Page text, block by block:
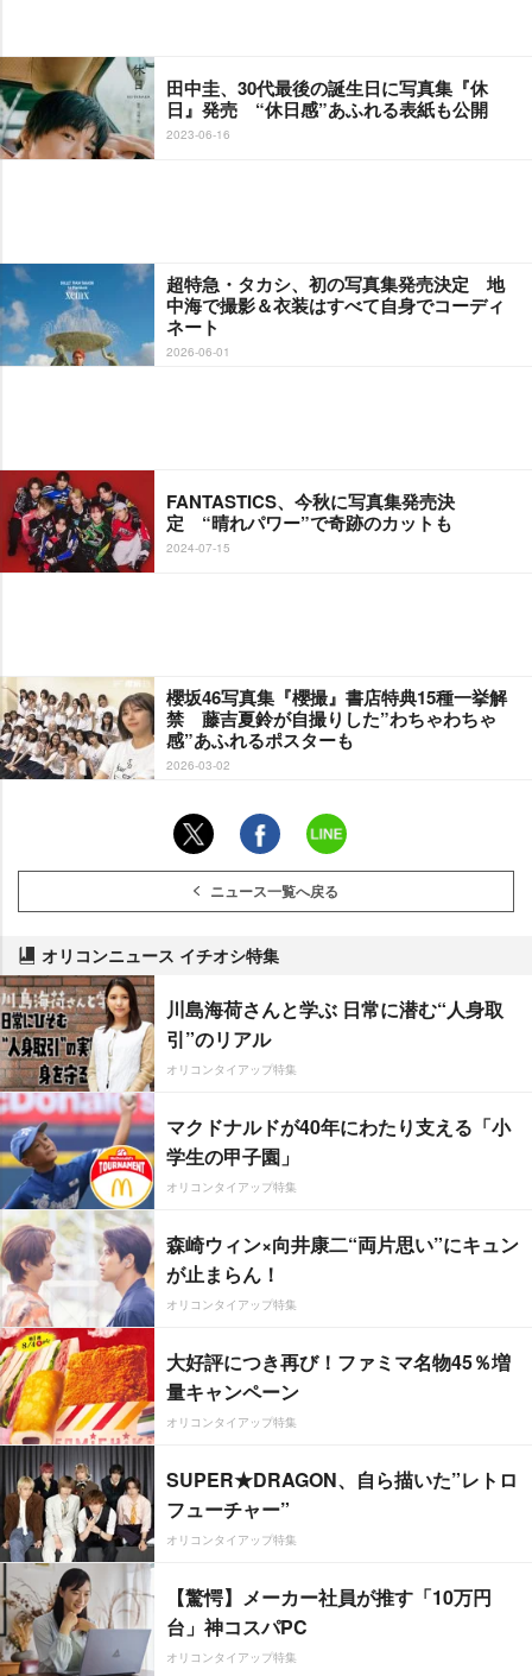
田中圭、30代最後の誕生日に写真集『休
日』発売 “休日感”あふれる表紙も公開
2023-06-16
超特急・タカシ、初の写真集発売決定 地
中海で撮影＆衣装はすべて自身でコーディ
ネート
2026-06-01
FANTASTICS、今秋に写真集発売決
定 “晴れパワー”で奇跡のカットも
2024-07-15
櫻坂46写真集『櫻撮』書店特典15種一挙解
禁 藤吉夏鈴が自撮りした”わちゃわちゃ
感”あふれるポスターも
2026-03-02
ニュース一覧へ戻る
オリコンニュース イチオシ特集
川島海荷さんと学ぶ 日常に潜む“人身取
引”のリアル
オリコンタイアップ特集
マクドナルドが40年にわたり支える「小
学生の甲子園」
オリコンタイアップ特集
森崎ウィン×向井康二“両片思い”にキュン
が止まらん！
オリコンタイアップ特集
大好評につき再び！ファミマ名物45％増
量キャンペーン
オリコンタイアップ特集
SUPER★DRAGON、自ら描いた”レトロ
フューチャー”
オリコンタイアップ特集
【驚愕】メーカー社員が推す「10万円
台」神コスパPC
オリコンタイアップ特集